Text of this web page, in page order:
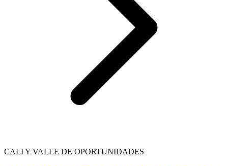
CALI Y VALLE DE OPORTUNIDADES